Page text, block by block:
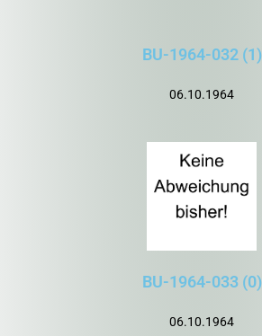
BU-1964-032 (1)
06.10.1964
BU-1964-033 (0)
06.10.1964